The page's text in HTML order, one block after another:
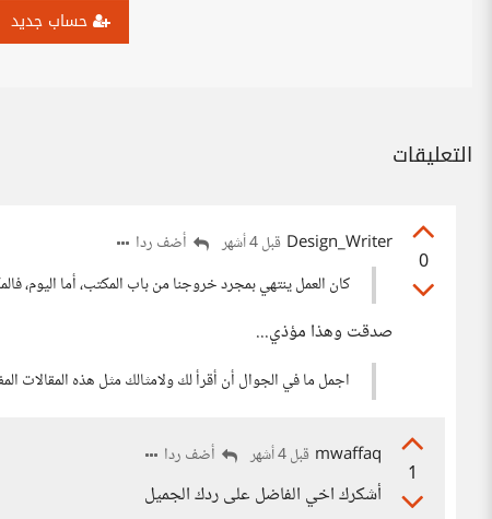
حساب جديد
التعليقات
0
Design_Writer قبل 4 أشهر
أضف ردا
كان العمل ينتهي بمجرد خروجنا من باب المكتب، أما
صدقت وهذا مؤذي...
اجمل ما في الجوال أن أقرأ لك ولامثالك مثل هذه المقالات
1
mwaffaq قبل 4 أشهر أضف ردا
أشكرك اخي الفاضل على ردك الجميل